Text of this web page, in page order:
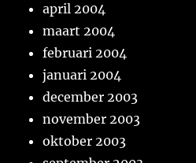
april 2004
maart 2004
februari 2004
januari 2004
december 2003
november 2003
oktober 2003